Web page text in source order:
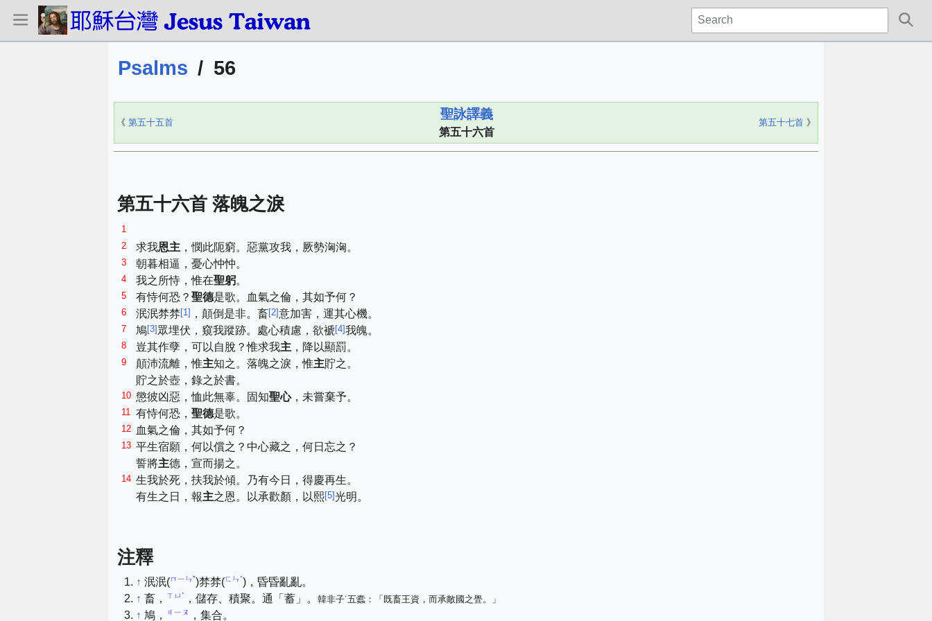
Psalms / 56
《 第五十五首
聖詠譯義
第五十六首
第五十七首 》
第五十六首 落魄之淚
1
2
求我恩主 ，憫此阨窮。惡黨攻我，厥勢洶洶。
3 朝暮相逼，憂心忡忡。
4 我之所恃，惟在聖躬。
5 有恃何恐？聖德是歌。血氣之倫，其如予何？
6 泯泯棼棼[1] ，顛倒是非。畜[2]意加害，運其心機。
7 鳩[3]眾埋伏，窺我蹤跡。處心積慮，欲褫[4]我魄。
8 豈其作孽，可以自脫？惟求我主 ，降以顯罰。
9 顛沛流離，惟主知之。落魄之淚，惟主貯之。
貯之於壺，錄之於書。
10 懲彼凶惡，恤此無辜。固知聖心，未嘗棄予。
11 有恃何恐，聖德是歌。
12 血氣之倫，其如予何？
13 平生宿願，何以償之？中心藏之，何日忘之？
誓將主德，宣而揚之。
14 生我於死，扶我於傾。乃有今日，得慶再生。
有生之日，報主之恩。以承歡顏，以熙[5]光明。
注釋
↑ 泯泯(ㄇㄧㄣˇ)棼棼(ㄈㄣˊ)，昏昏亂亂。
↑ 畜， ㄒㄩˋ ，儲存、積聚。通「蓄」。 韓非子˙五蠹：「既畜王資，而承敵國之舋。」
↑ 鳩， ㄐㄧㄡ ，集合。